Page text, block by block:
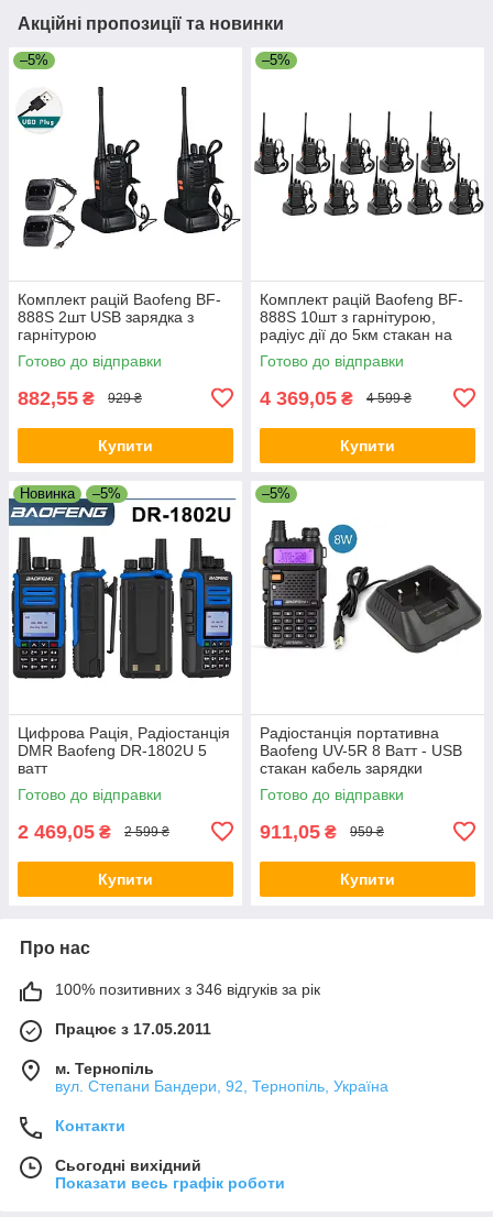
Акційні пропозиції та новинки
–5%
Комплект рацій Baofeng BF-
888S 2шт USB зарядка з
гарнітурою
Готово до відправки
882,55 ₴ 929 ₴
Купити
–5%
Комплект рацій Baofeng BF-
888S 10шт з гарнітурою,
радіус дії до 5км стакан на
USB
Готово до відправки
4 369,05 ₴ 4 599 ₴
Купити
Новинка –5%
Цифрова Рація, Радіостанція
DMR Baofeng DR-1802U 5
ватт
Готово до відправки
2 469,05 ₴ 2 599 ₴
Купити
–5%
Радіостанція портативна
Baofeng UV-5R 8 Ватт - USB
стакан кабель зарядки
суцільний
Готово до відправки
911,05 ₴ 959 ₴
Купити
Про нас
100% позитивних з 346 відгуків за рік
Працює з 17.05.2011
м. Тернопіль
вул. Степани Бандери, 92, Тернопіль, Україна
Контакти
Сьогодні вихідний
Показати весь графік роботи